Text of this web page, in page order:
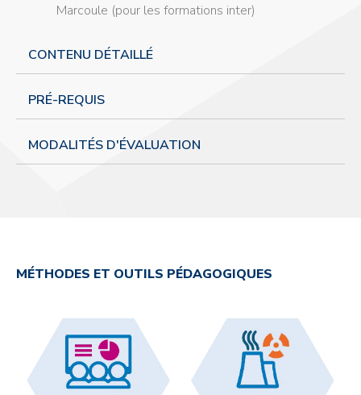
Marcoule (pour les formations inter)
CONTENU DÉTAILLÉ
PRÉ-REQUIS
MODALITÉS D'ÉVALUATION
MÉTHODES ET OUTILS PÉDAGOGIQUES